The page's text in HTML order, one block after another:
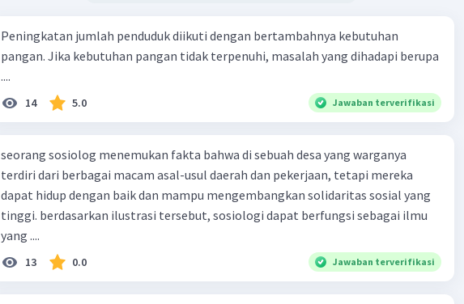
Peningkatan jumlah penduduk diikuti dengan bertambahnya kebutuhan
pangan. Jika kebutuhan pangan tidak terpenuhi, masalah yang dihadapi berupa
....
14 5.0 Jawaban terverifikasi
seorang sosiolog menemukan fakta bahwa di sebuah desa yang warganya
terdiri dari berbagai macam asal-usul daerah dan pekerjaan, tetapi mereka
dapat hidup dengan baik dan mampu mengembangkan solidaritas sosial yang
tinggi. berdasarkan ilustrasi tersebut, sosiologi dapat berfungsi sebagai ilmu
yang ....
13 0.0 Jawaban terverifikasi